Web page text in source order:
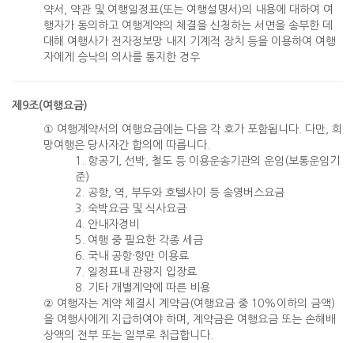
약서, 약관 및 여행일정표(또는 여행설명서)의 내용에 대하여 여
행자가 동의하고 여행계약의 체결을 신청하는 서면을 송부한 데
대해 여행사가 전자정보망 내지 기계적 장치 등을 이용하여 여행
자에게 승낙의 의사를 통지한 경우
제9조(여행요금)
① 여행계약서의 여행요금에는 다음 각 호가 포함됩니다. 다만, 희
망여행은 당사자간 합의에 따릅니다.
1. 항공기, 선박, 철도 등 이용운송기관의 운임(보통운임기
준)
2. 공항, 역, 부두와 호텔사이 등 송영버스요금
3. 숙박요금 및 식사요금
4. 안내자경비
5. 여행 중 필요한 각종 세금
6. 국내 공항·항만 이용료
7. 일정표내 관광지 입장료
8. 기타 개별계약에 따른 비용
② 여행자는 계약 체결시 계약금(여행요금 중 10%이하의 금액)
을 여행사에게 지급하여야 하며, 계약금은 여행요금 또는 손해배
상액의 전부 또는 일부로 취급합니다.